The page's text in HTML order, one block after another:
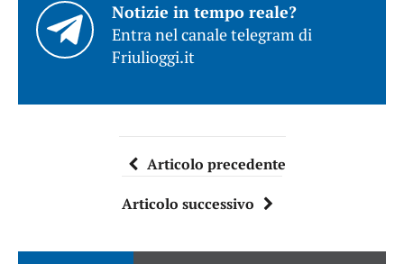
Notizie in tempo reale?
Entra nel canale telegram di
Friulioggi.it
Articolo precedente
Articolo successivo